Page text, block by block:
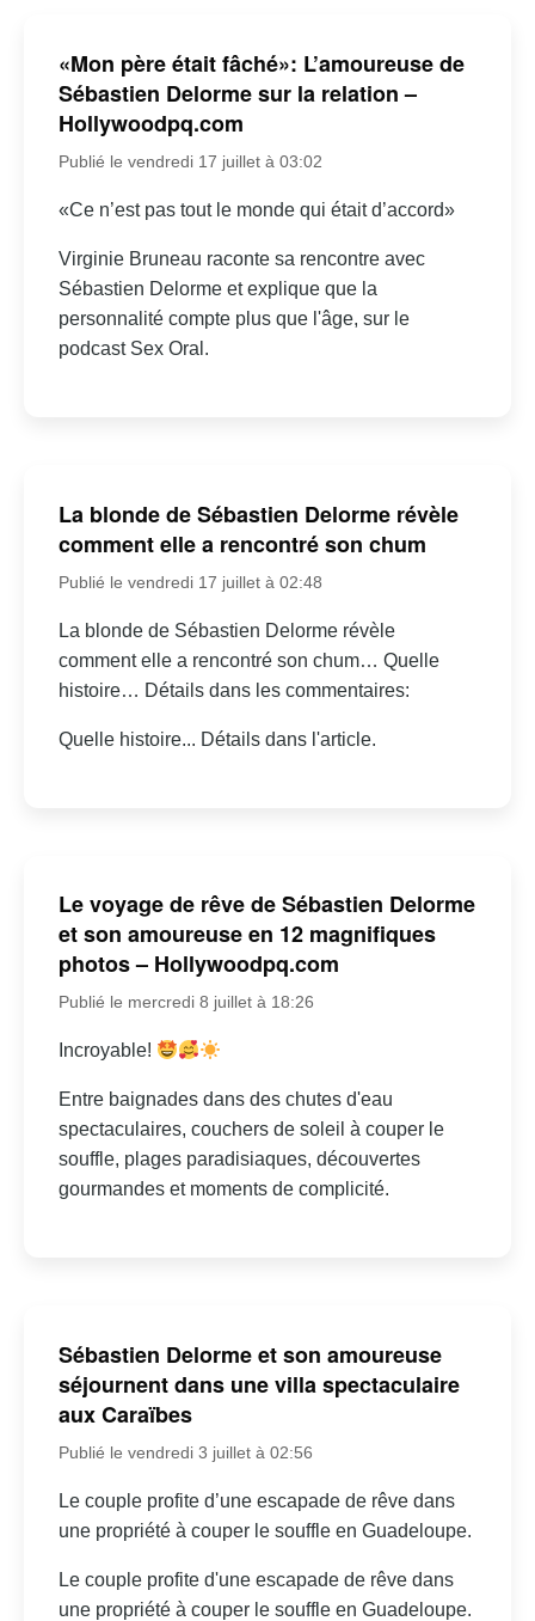
«Mon père était fâché»: L’amoureuse de
Sébastien Delorme sur la relation –
Hollywoodpq.com
Publié le vendredi 17 juillet à 03:02
«Ce n’est pas tout le monde qui était d’accord»
Virginie Bruneau raconte sa rencontre avec
Sébastien Delorme et explique que la
personnalité compte plus que l'âge, sur le
podcast Sex Oral.
La blonde de Sébastien Delorme révèle
comment elle a rencontré son chum
Publié le vendredi 17 juillet à 02:48
La blonde de Sébastien Delorme révèle
comment elle a rencontré son chum… Quelle
histoire… Détails dans les commentaires:
Quelle histoire... Détails dans l'article.
Le voyage de rêve de Sébastien Delorme
et son amoureuse en 12 magnifiques
photos – Hollywoodpq.com
Publié le mercredi 8 juillet à 18:26
Incroyable!
Entre baignades dans des chutes d'eau
spectaculaires, couchers de soleil à couper le
souffle, plages paradisiaques, découvertes
gourmandes et moments de complicité.
Sébastien Delorme et son amoureuse
séjournent dans une villa spectaculaire
aux Caraïbes
Publié le vendredi 3 juillet à 02:56
Le couple profite d’une escapade de rêve dans
une propriété à couper le souffle en Guadeloupe.
Le couple profite d'une escapade de rêve dans
une propriété à couper le souffle en Guadeloupe.